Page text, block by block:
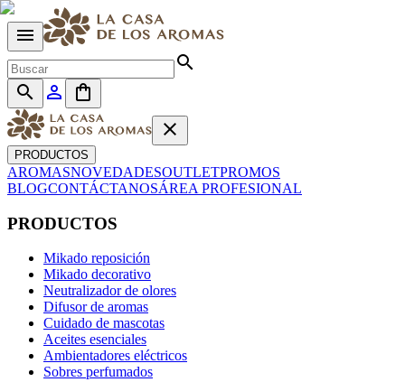
menu
search
search
person_outline
shopping_bag
close
PRODUCTOS
AROMASNOVEDADESOUTLETPROMOS
BLOGCONTÁCTANOSÁREA PROFESIONAL
PRODUCTOS
Mikado reposición
Mikado decorativo
Neutralizador de olores
Difusor de aromas
Cuidado de mascotas
Aceites esenciales
Ambientadores eléctricos
Sobres perfumados